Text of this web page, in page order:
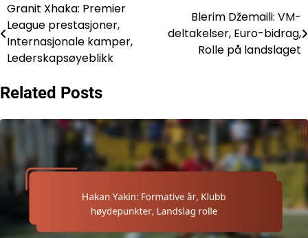
Post
navigation
Granit Xhaka: Premier
League prestasjoner,
Internasjonale kamper,
Lederskapsøyeblikk
Blerim Džemaili: VM-
deltakelser, Euro-bidrag,
Rolle på landslaget
Related Posts